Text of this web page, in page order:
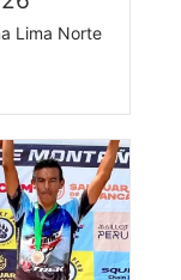
Lima Norte